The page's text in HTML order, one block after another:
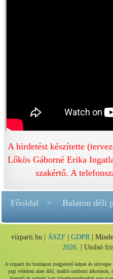
A hirdetést készítette
Lőkös Gáborné Erika
szakértő. A
Főoldal Balaton déli
vizparti.hu | ÁSZF | GDPR |
2026. | Utolsó
A vizparti.hu honlapon megjelenő képek és
jogi védelem alatt álló, önálló szellemi alkotások,